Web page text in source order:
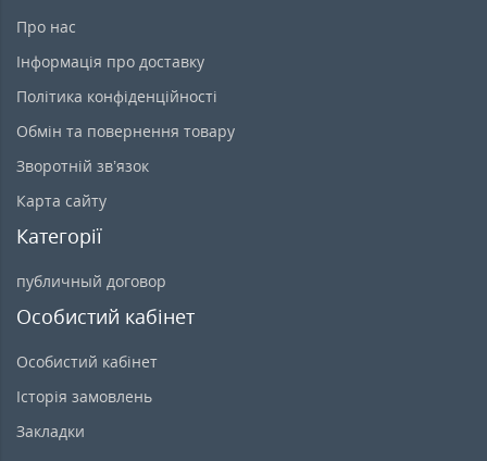
Про нас
Інформація про доставку
Політика конфіденційності
Обмін та повернення товару
Зворотній зв’язок
Карта сайту
Категорії
публичный договор
Особистий кабінет
Особистий кабінет
Історія замовлень
Закладки